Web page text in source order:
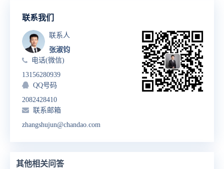
联系我们
联系人
张淑钧
电话(微信)
13156280939
QQ号码
2082428410
联系邮箱
zhangshujun@chandao.com
其他相关问答